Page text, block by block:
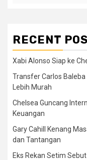
RECENT
Xabi Alonso Siap ke
Transfer Carlos
Lebih Murah
Chelsea Guncang
Keuangan
Gary Cahill Kenang
dan Tantangan
Eks Rekan Setim